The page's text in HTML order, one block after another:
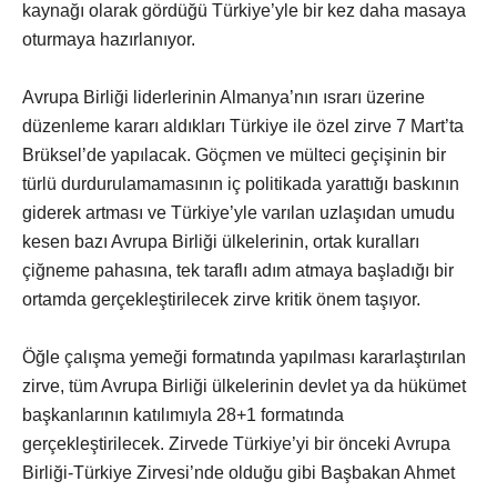
kaynağı olarak gördüğü Türkiye’yle bir kez daha masaya
oturmaya hazırlanıyor.
Avrupa Birliği liderlerinin Almanya’nın ısrarı üzerine
düzenleme kararı aldıkları Türkiye ile özel zirve 7 Mart’ta
Brüksel’de yapılacak. Göçmen ve mülteci geçişinin bir
türlü durdurulamamasının iç politikada yarattığı baskının
giderek artması ve Türkiye’yle varılan uzlaşıdan umudu
kesen bazı Avrupa Birliği ülkelerinin, ortak kuralları
çiğneme pahasına, tek taraflı adım atmaya başladığı bir
ortamda gerçekleştirilecek zirve kritik önem taşıyor.
Öğle çalışma yemeği formatında yapılması kararlaştırılan
zirve, tüm Avrupa Birliği ülkelerinin devlet ya da hükümet
başkanlarının katılımıyla 28+1 formatında
gerçekleştirilecek. Zirvede Türkiye’yi bir önceki Avrupa
Birliği-Türkiye Zirvesi’nde olduğu gibi Başbakan Ahmet